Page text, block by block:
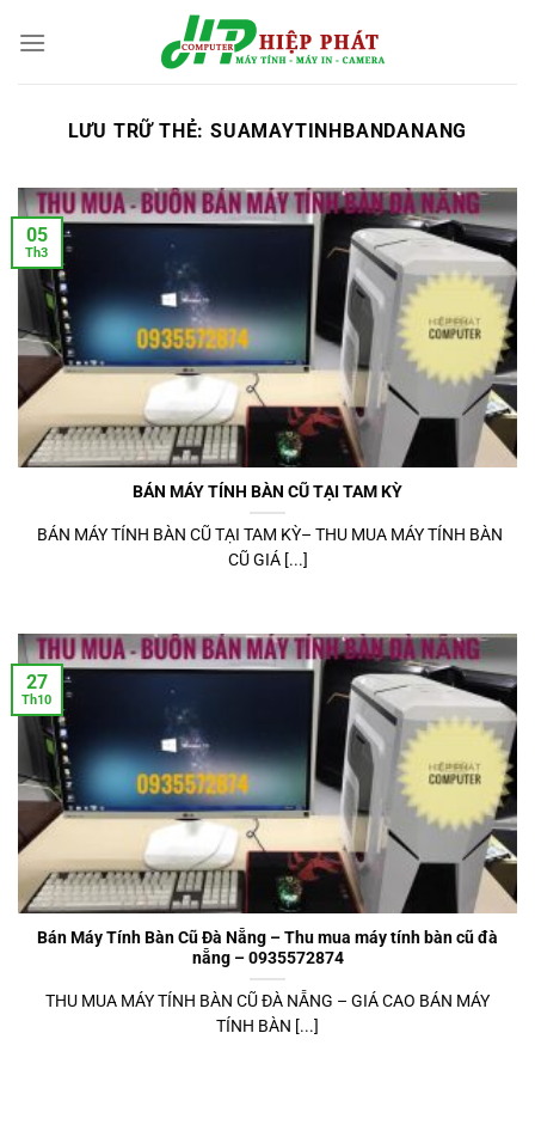
đến
LƯU TRỮ THẺ:SUAMAYTINHBANDANANG
BÁN MÁY TÍNH BÀN CŨ TẠI TAM KỲ
BÁN MÁY TÍNH BÀN CŨ TẠI TAM KỲ– THU MUA MÁY TÍNH BÀN
CŨ GIÁ [...]
05
Th3
Bán Máy Tính Bàn Cũ Đà Nẵng – Thu mua máy tính bàn cũ đà
nẵng – 0935572874
THU MUA MÁY TÍNH BÀN CŨ ĐÀ NẴNG – GIÁ CAO BÁN MÁY
TÍNH BÀN [...]
27
Th10